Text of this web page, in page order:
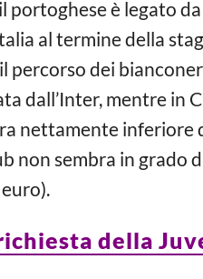
portoghese è legato
al termine della
dei
dall’Inter, mentre in
nettamente inferiore
non sembra in grado
della